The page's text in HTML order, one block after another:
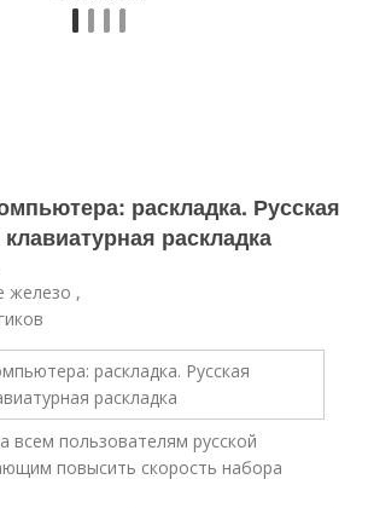
раскладка. Русская
раскладка
железо ,
всем пользователям русской
повысить скорость набора